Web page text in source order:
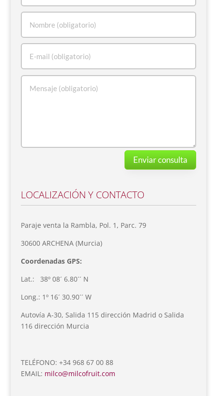
Enviar consulta
LOCALIZACIÓN Y CONTACTO
Paraje venta la Rambla, Pol. 1, Parc. 79
30600 ARCHENA (Murcia)
Coordenadas GPS:
Lat.: 38º 08´ 6.80´´ N
Long.: 1º 16´ 30.90´´ W
Autovía A-30, Salida 115 dirección Madrid o Salida
116 dirección Murcia
TELÉFONO: +34 968 67 00 88
EMAIL: milco@milcofruit.com